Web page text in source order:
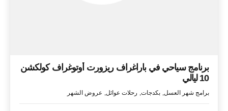
برنامج سياحي في باراغراف ريزورت أوتوغراف كولكشن
10 ليالي
برامج شهر العسل بكدجات رحلات عوائل عروض الشهر